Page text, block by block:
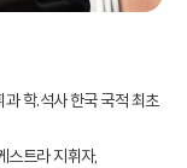
학.석사 한국 국적 최초
스트라 지휘자,